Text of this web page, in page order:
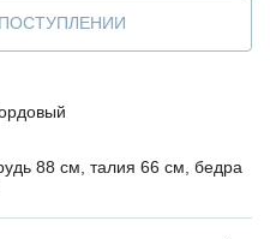
88 см, талия 66 см, бедра